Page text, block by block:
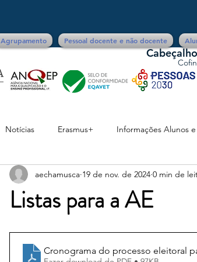
Agrupamento Pessoal docente e não docente
Notícias Erasmus+ Informações Alunos
Listas para a AE
aechamusca 19 de nov. de 2024 0 min de
Cronograma do processo eleitoral